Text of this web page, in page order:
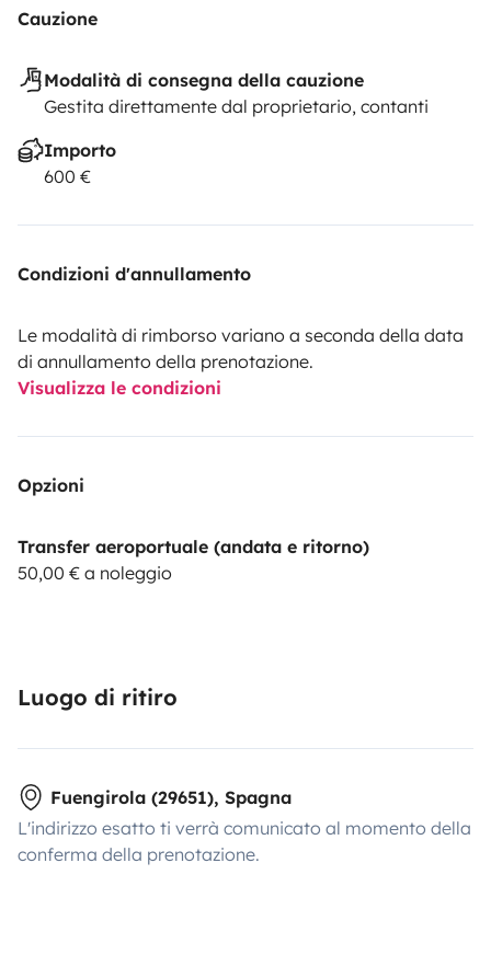
Cauzione
Modalità di consegna della cauzione
Gestita direttamente dal proprietario, contanti
Importo
600 €
Condizioni d'annullamento
Le modalità di rimborso variano a seconda della data
di annullamento della prenotazione.
Visualizza le condizioni
Opzioni
Transfer aeroportuale (andata e ritorno)
50,00 € a noleggio
Luogo di ritiro
Fuengirola (29651), Spagna
L'indirizzo esatto ti verrà comunicato al momento della
conferma della prenotazione.